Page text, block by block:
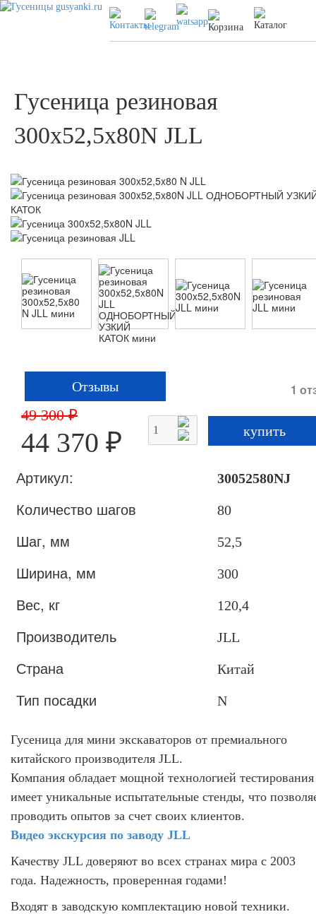
Гусеница резиновая
300x52,5x80N JLL
Отзывы 1
49 300 ₽
44 370 ₽
Артикул: 30052580NJ
Количество шагов 80
Шаг, мм 52,5
Ширина, мм 300
Вес, кг 120,4
Производитель JLL
Страна Китай
Тип посадки N
Гусеница для мини экскаваторов от премиального
китайского производителя JLL.
Компания обладает мощной технологией
имеет уникальные испытательные стенды, что
проводить опытов за счет своих клиентов.
Видео экскурсия по заводу JLL
Качеству JLL доверяют во всех странах мира с 2003
года. Надежность, проверенная годами!
Входят в заводскую комплектацию новой техники.